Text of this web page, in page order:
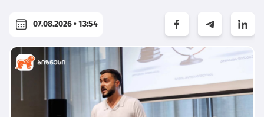
07.08.2026 • 13:54